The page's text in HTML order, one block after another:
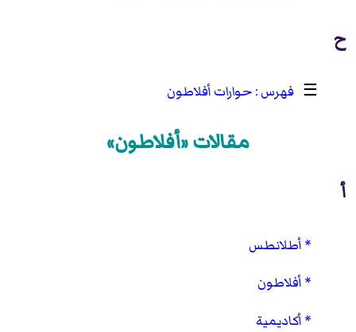
ح
☰ حوارات أفلاطون
مقالات «أفلاطون»
أ
أطلانطس
أفلاطون
أكاديمية